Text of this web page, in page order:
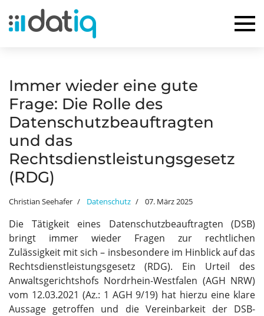
Immer wieder eine gute
Frage: Die Rolle des
Datenschutzbeauftragten
und das
Rechtsdienstleistungsgesetz
(RDG)
Christian Seehafer Datenschutz 07. März 2025
Die Tätigkeit eines Datenschutzbeauftragten (DSB)
bringt immer wieder Fragen zur rechtlichen
Zulässigkeit mit sich – insbesondere im Hinblick auf das
Rechtsdienstleistungsgesetz (RDG). Ein Urteil des
Anwaltsgerichtshofs Nordrhein-Westfalen (AGH NRW)
vom 12.03.2021 (Az.: 1 AGH 9/19) hat hierzu eine klare
Aussage getroffen und die Vereinbarkeit der DSB-